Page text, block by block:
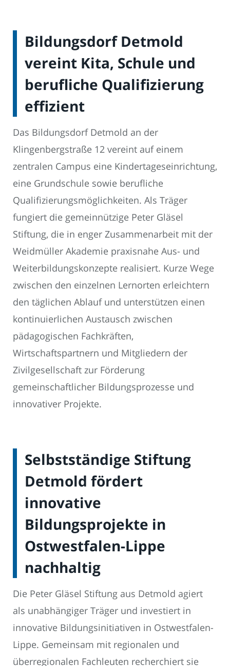
Bildungsdorf Detmold
vereint Kita, Schule und
berufliche Qualifizierung
effizient
Das Bildungsdorf Detmold an der
Klingenbergstraße 12 vereint auf einem
zentralen Campus eine Kindertageseinrichtung,
eine Grundschule sowie berufliche
Qualifizierungsmöglichkeiten. Als Träger
fungiert die gemeinnützige Peter Gläsel
Stiftung, die in enger Zusammenarbeit mit der
Weidmüller Akademie praxisnahe Aus- und
Weiterbildungskonzepte realisiert. Kurze Wege
zwischen den einzelnen Lernorten erleichtern
den täglichen Ablauf und unterstützen einen
kontinuierlichen Austausch zwischen
pädagogischen Fachkräften,
Wirtschaftspartnern und Mitgliedern der
Zivilgesellschaft zur Förderung
gemeinschaftlicher Bildungsprozesse und
innovativer Projekte.
Selbstständige Stiftung
Detmold fördert
innovative
Bildungsprojekte in
Ostwestfalen-Lippe
nachhaltig
Die Peter Gläsel Stiftung aus Detmold agiert
als unabhängiger Träger und investiert in
innovative Bildungsinitiativen in Ostwestfalen-
Lippe. Gemeinsam mit regionalen und
überregionalen Fachleuten recherchiert sie